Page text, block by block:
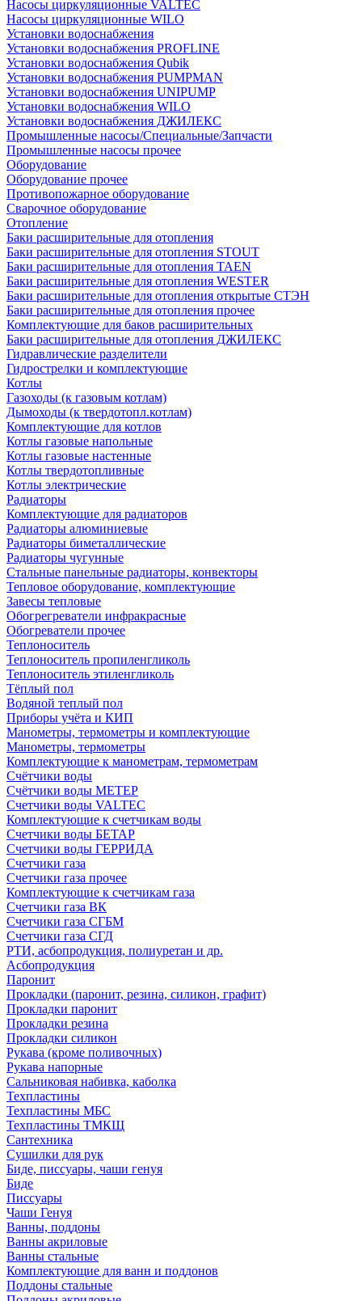
Насосы циркуляционные VALTEC
Насосы циркуляционные WILO
Установки водоснабжения
Установки водоснабжения PROFLINE
Установки водоснабжения Qubik
Установки водоснабжения PUMPMAN
Установки водоснабжения UNIPUMP
Установки водоснабжения WILO
Установки водоснабжения ДЖИЛЕКС
Промышленные насосы/Специальные/Запчасти
Промышленные насосы прочее
Оборудование
Оборудование прочее
Противопожарное оборудование
Сварочное оборудование
Отопление
Баки расширительные для отопления
Баки расширительные для отопления STOUT
Баки расширительные для отопления TAEN
Баки расширительные для отопления WESTER
Баки расширительные для отопления открытые СТЭН
Баки расширительные для отопления прочее
Комплектующие для баков расширительных
Баки расширительные для отопления ДЖИЛЕКС
Гидравлические разделители
Гидрострелки и комплектующие
Котлы
Газоходы (к газовым котлам)
Дымоходы (к твердотопл.котлам)
Комплектующие для котлов
Котлы газовые напольные
Котлы газовые настенные
Котлы твердотопливные
Котлы электрические
Радиаторы
Комплектующие для радиаторов
Радиаторы алюминиевые
Радиаторы биметаллические
Радиаторы чугунные
Стальные панельные радиаторы, конвекторы
Тепловое оборудование, комплектующие
Завесы тепловые
Обогрегреватели инфракрасные
Обогреватели прочее
Теплоноситель
Теплоноситель пропиленгликоль
Теплоноситель этиленгликоль
Тёплый пол
Водяной теплый пол
Приборы учёта и КИП
Манометры, термометры и комплектующие
Манометры, термометры
Комплектующие к манометрам, термометрам
Счётчики воды
Счётчики воды МЕТЕР
Счетчики воды VALTEC
Комплектующие к счетчикам воды
Счетчики воды БЕТАР
Счетчики воды ГЕРРИДА
Счетчики газа
Счетчики газа прочее
Комплектующие к счетчикам газа
Счетчики газа ВК
Счетчики газа СГБМ
Счетчики газа СГД
РТИ, асбопродукция, полиуретан и др.
Асбопродукция
Паронит
Прокладки (паронит, резина, силикон, графит)
Прокладки паронит
Прокладки резина
Прокладки силикон
Рукава (кроме поливочных)
Рукава напорные
Сальниковая набивка, каболка
Техпластины
Техпластины МБС
Техпластины ТМКЩ
Сантехника
Сушилки для рук
Биде, писсуары, чаши генуя
Биде
Писсуары
Чаши Генуя
Ванны, поддоны
Ванны акриловые
Ванны стальные
Комплектующие для ванн и поддонов
Поддоны стальные